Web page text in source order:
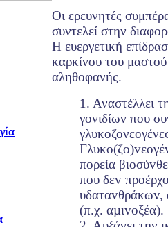
Οι ερευνητές
συντελεί στην
Η ευεργετική
καρκίνου του μαστού
αληθοφανής.
1. Αναστέλλει
γονιδίων που
πoρεία
πoυ δεv
υδαταvθράκωv,
(π.χ. αµιvoξέα).